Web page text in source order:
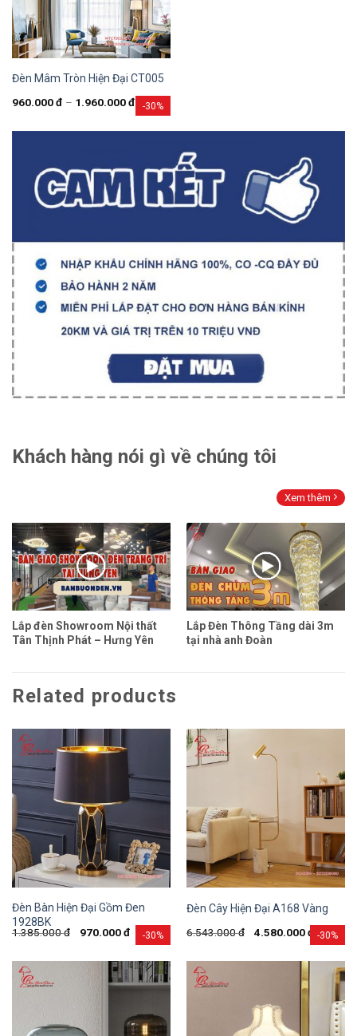
-30%
Đèn Mâm Tròn Hiện Đại CT005
960.000đ – 1.960.000đ
Khách hàng nói gì về chúng tôi
Xem thêm
Lắp đèn Showroom Nội thất
Tân Thịnh Phát – Hưng Yên
Lắp Đèn Thông Tầng dài 3m
tại nhà anh Đoàn
Related products
-30%
Đèn Bàn Hiện Đại Gồm Đen
1928BK
1.385.000đ 970.000đ -30%
Đèn Cây Hiện Đại A168 Vàng
6.543.000đ 4.580.000đ